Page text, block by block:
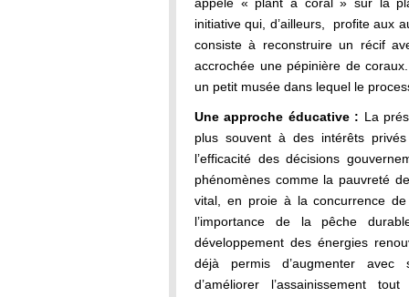
initiative qui, d’ailleurs, profite aux
consiste à reconstruire un récif
accrochée une pépinière de
un petit musée dans lequel le
Une approche éducative : La
plus souvent à des intérêts
l’efficacité des décisions
phénomènes comme la pauvreté
vital, en proie à la concurrence
l’importance de la pêche
développement des énergies
déjà permis d’augmenter
d’améliorer l’assainissement